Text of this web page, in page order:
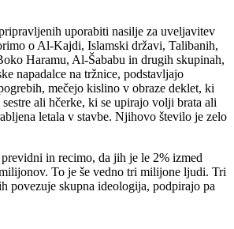
uporabiti nasilje za uveljavitev
o Al-Kajdi, Islamski državi, Talibanih,
Haramu, Al-Šababu in drugih skupinah,
napadalce na tržnice, podstavljajo
mečejo kislino v obraze deklet, ki
ali hčerke, ki se upirajo volji brata ali
letala v stavbe. Njihovo število je zelo
in recimo, da jih je le 2% izmed
To je še vedno tri milijone ljudi. Tri
povezuje skupna ideologija, podpirajo pa